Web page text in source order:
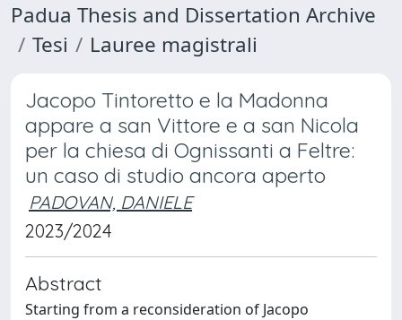
Padua Thesis and Dissertation Archive
Tesi
Lauree magistrali
Jacopo Tintoretto e la Madonna
appare a san Vittore e a san Nicola
per la chiesa di Ognissanti a Feltre:
un caso di studio ancora aperto
PADOVAN, DANIELE
2023/2024
Abstract
Starting from a reconsideration of Jacopo